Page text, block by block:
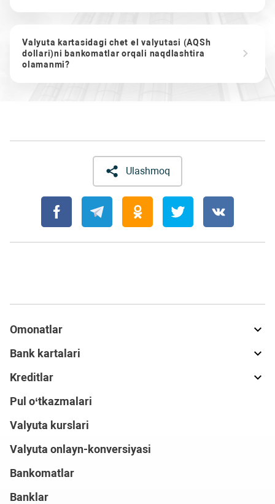
Valyuta kartasidagi chet el valyutasi (AQSh
dollari)ni bankomatlar orqali naqdlashtira
olamanmi?
Ulashmoq
Omonatlar
Bank kartalari
Kreditlar
Pul o‘tkazmalari
Valyuta kurslari
Valyuta onlayn-konversiyasi
Bankomatlar
Banklar